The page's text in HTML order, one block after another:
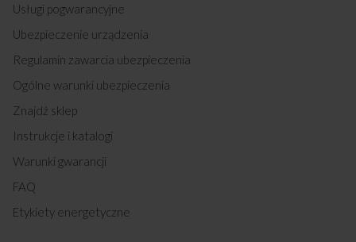
Usługi pogwarancyjne
Ubezpieczenie urządzenia
Regulamin zawarcia ubezpieczenia
Ogólne warunki ubezpieczenia
Znajdź sklep
Instrukcje i katalogi
Warunki gwarancji
FAQ
Etykiety energetyczne